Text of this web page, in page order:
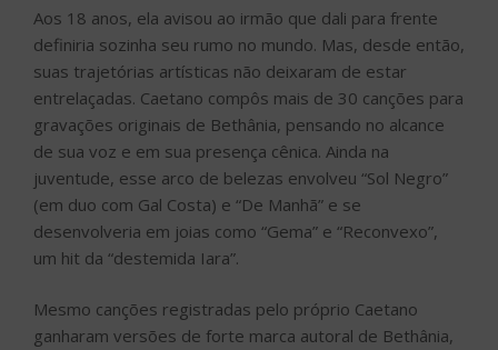
Aos 18 anos, ela avisou ao irmão que dali para frente
definiria sozinha seu rumo no mundo. Mas, desde então,
suas trajetórias artísticas não deixaram de estar
entrelaçadas. Caetano compôs mais de 30 canções para
gravações originais de Bethânia, pensando no alcance
de sua voz e em sua presença cênica. Ainda na
juventude, esse arco de belezas envolveu “Sol Negro”
(em duo com Gal Costa) e “De Manhã” e se
desenvolveria em joias como “Gema” e “Reconvexo”,
um hit da “destemida Iara”.
Mesmo canções registradas pelo próprio Caetano
ganharam versões de forte marca autoral de Bethânia,